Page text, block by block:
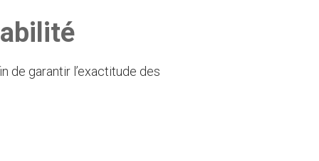
de garantir l’exactitude des